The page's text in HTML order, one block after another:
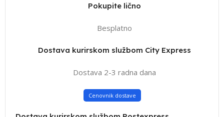
Pokupite lično
Besplatno
Dostava kurirskom službom City Express
Dostava 2-3 radna dana
Cenovnik dostave